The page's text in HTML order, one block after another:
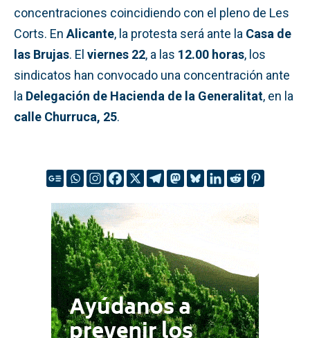
concentraciones coincidiendo con el pleno de Les
Corts. En Alicante, la protesta será ante la Casa de
las Brujas. El viernes 22, a las 12.00 horas, los
sindicatos han convocado una concentración ante
la Delegación de Hacienda de la Generalitat, en la
calle Churruca, 25.